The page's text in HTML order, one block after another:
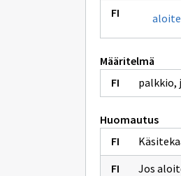
Määritelmä
palkkio,
Huomautus
Jos